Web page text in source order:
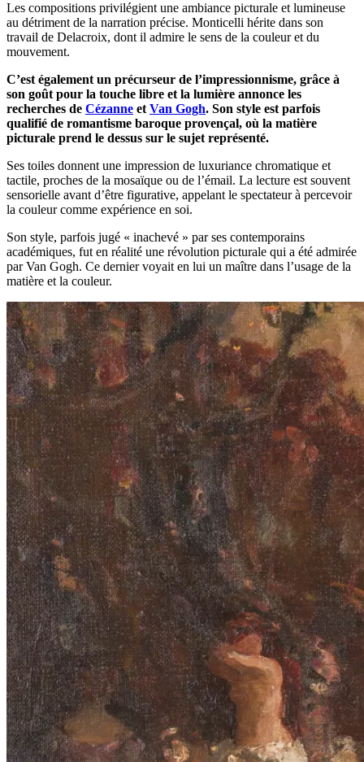
Les compositions privilégient une ambiance picturale et lumineuse
au détriment de la narration précise. Monticelli hérite dans son
travail de Delacroix, dont il admire le sens de la couleur et du
mouvement.
C’est également un précurseur de l’impressionnisme, grâce à
son goût pour la touche libre et la lumière annonce les
recherches de Cézanne et Van Gogh. Son style est parfois
qualifié de romantisme baroque provençal, où la matière
picturale prend le dessus sur le sujet représenté.
Ses toiles donnent une impression de luxuriance chromatique et
tactile, proches de la mosaïque ou de l’émail. La lecture est souvent
sensorielle avant d’être figurative, appelant le spectateur à percevoir
la couleur comme expérience en soi.
Son style, parfois jugé « inachevé » par ses contemporains
académiques, fut en réalité une révolution picturale qui a été admirée
par Van Gogh. Ce dernier voyait en lui un maître dans l’usage de la
matière et la couleur.